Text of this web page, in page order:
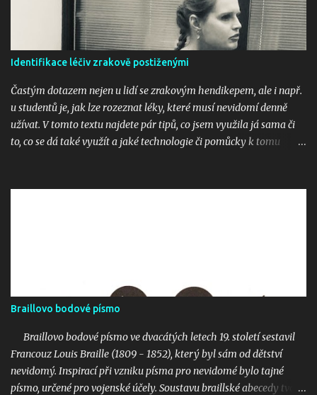
e
Identifikace léčiv zrakově postiženými
Častým dotazem nejen u lidí se zrakovým hendikepem, ale i např.
u studentů je, jak lze rozeznat léky, které musí nevidomí denně
užívat. V tomto textu najdete pár tipů, co jsem využila já sama či
to, co se dá také využít a jaké technologie či pomůcky k tomu
spárovaná s magnetkami či samolepkami, ve kterých jsou čipy a k
hlasových etiket PENfriend 3 (tyflopomucky.cz) 2. Znalost
Braillova bodového písma Již pár let tomu je, že na krabičkách s
Protože: „Ustanovení § 37 odst. 1 zákona o lé...
Braillovo bodové písmo
Braillovo bodové písmo ve dvacátých letech 19. století sestavil
Francouz Louis Braille (1809 - 1852), který byl sám od dětství
nevidomý. Inspirací při vzniku písma pro nevidomé bylo tajné
písmo, určené pro vojenské účely. Soustavu braillské abecedy tvoří